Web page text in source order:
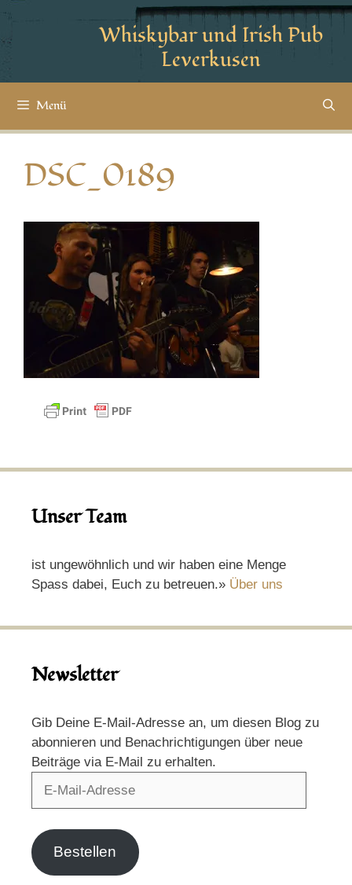
Whiskybar und Irish Pub
Leverkusen
Menü
DSC_0189
Unser Team
ist ungewöhnlich und wir haben eine Menge
Spass dabei, Euch zu betreuen.» Über uns
Newsletter
Gib Deine E-Mail-Adresse an, um diesen Blog zu
abonnieren und Benachrichtigungen über neue
Beiträge via E-Mail zu erhalten.
Bestellen